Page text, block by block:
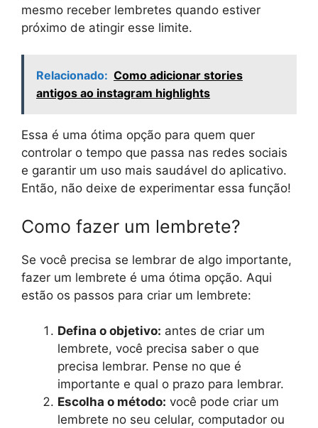
mesmo receber lembretes quando estiver
próximo de atingir esse limite.
Relacionado: Como adicionar stories
antigos ao instagram highlights
Essa é uma ótima opção para quem quer
controlar o tempo que passa nas redes sociais
e garantir um uso mais saudável do aplicativo.
Então, não deixe de experimentar essa função!
Como fazer um lembrete?
Se você precisa se lembrar de algo importante,
fazer um lembrete é uma ótima opção. Aqui
estão os passos para criar um lembrete:
Defina o objetivo: antes de criar um
lembrete, você precisa saber o que
precisa lembrar. Pense no que é
importante e qual o prazo para lembrar.
Escolha o método: você pode criar um
lembrete no seu celular, computador ou